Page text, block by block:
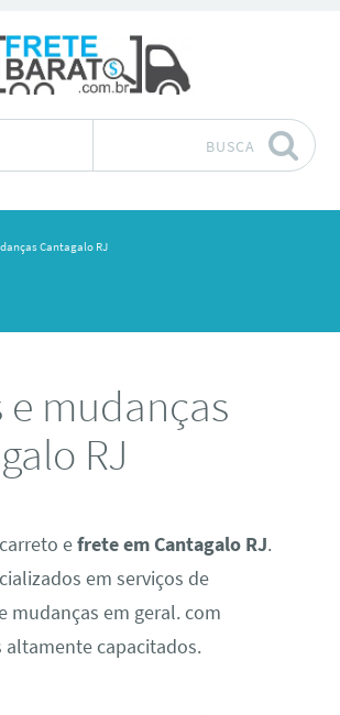
BUSCA
Cantagalo RJ
e mudanças
RJ
efrete em Cantagalo RJ.
em serviços de
mudanças em geral. com
altamente capacitados.